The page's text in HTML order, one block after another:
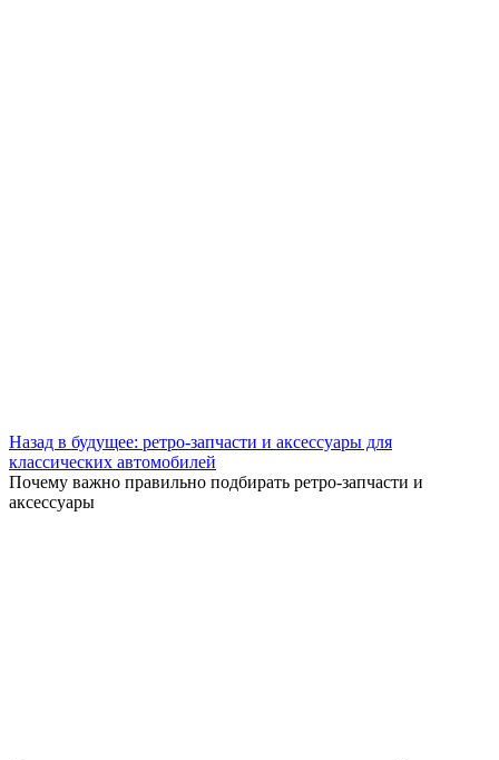
Назад в будущее: ретро-запчасти и аксессуары для
классических автомобилей
Почему важно правильно подбирать ретро-запчасти и
аксессуары